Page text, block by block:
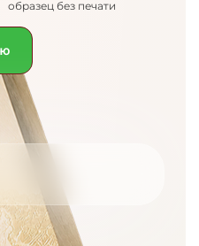
образец без печати